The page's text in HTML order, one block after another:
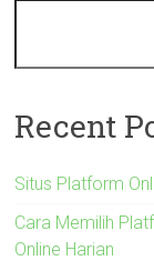
Recent
Situs Platform
Cara Memilih
Online Harian